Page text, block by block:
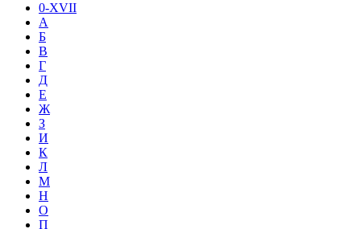
0-XVII
А
Б
В
Г
Д
Е
Ж
З
И
К
Л
М
Н
О
П